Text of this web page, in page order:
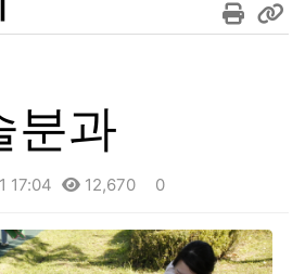
분과
17:04 12,670 0